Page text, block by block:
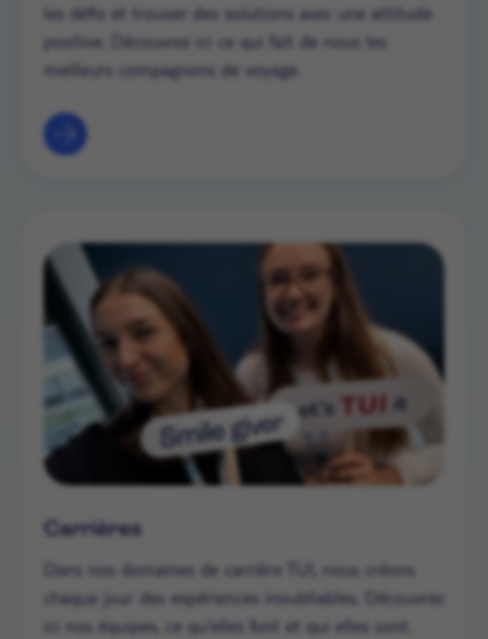
les défis et trouver des solutions avec une attitude
positive. Découvrez ici ce qui fait de nous les
meilleurs compagnons de voyage.
Carrières
Dans nos domaines de carrière TUI, nous créons
chaque jour des expériences inoubliables. Découvrez
ici nos équipes, ce qu'elles font et qui elles sont.